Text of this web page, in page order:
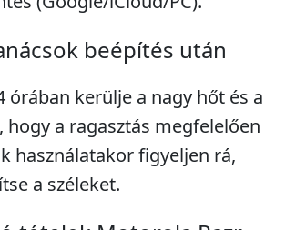
beépítés után
órában kerülje a nagy hőt és a
hogy a ragasztás megfelelően
használatakor figyeljen rá,
a széleket.